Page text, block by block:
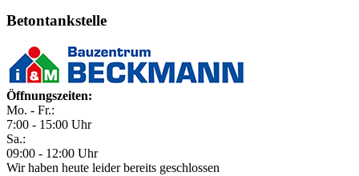
Betontankstelle
Öffnungszeiten:
Mo. - Fr.:
7:00 - 15:00 Uhr
Sa.:
09:00 - 12:00 Uhr
Wir haben heute leider bereits geschlossen